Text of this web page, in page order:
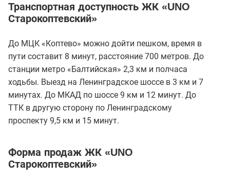
Транспортная доступность ЖК «UNO
Старокоптевский»
До МЦК «Коптево» можно дойти пешком, время в
пути составит 8 минут, расстояние 700 метров. До
станции метро «Балтийская» 2,3 км и полчаса
ходьбы. Выезд на Ленинградское шоссе в 3 км и 7
минутах. До МКАД по шоссе 9 км и 12 минут. До
ТТК в другую сторону по Ленинградскому
проспекту 9,5 км и 15 минут.
Форма продаж ЖК «UNO
Старокоптевский»